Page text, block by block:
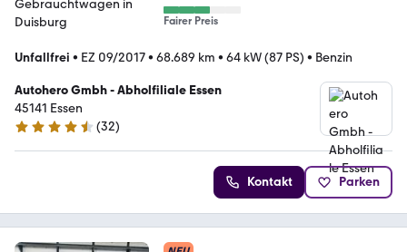
Fairer Preis
Unfallfrei • EZ 09/2017• 68.689 km • 64 kW (87 PS) • Benzin
Autohero Gmbh - Abholfiliale Essen
45141 Essen
4.7 Sterne
(32)
Kontakt Parken